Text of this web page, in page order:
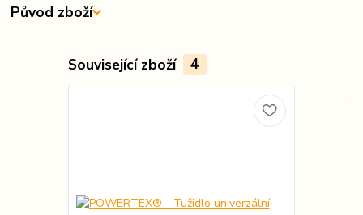
Původ zboží
Související zboží 4